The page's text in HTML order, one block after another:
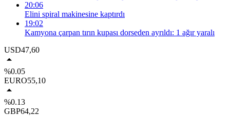
20:06
Elini spiral makinesine kaptırdı
19:02
Kamyona çarpan tırın kupası dorseden ayrıldı: 1 ağır yaralı
USD47,60
%0.05
EURO55,10
%0.13
GBP64,22